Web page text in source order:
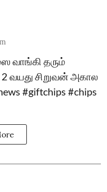
வாங்கி தரும்
வயது சிறுவன் அகால
#giftchips #chips